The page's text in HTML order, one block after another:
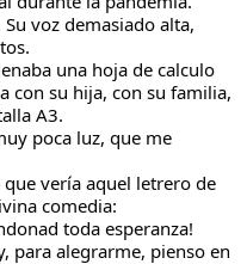
voz demasiado alta,
una hoja de calculo
con su hija, con su familia,
A3.
poca luz, que me
vería aquel letrero de
comedia:
toda esperanza!
para alegrarme, pienso en